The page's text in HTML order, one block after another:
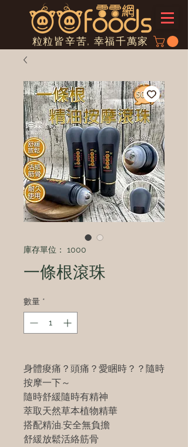
粒粒皆辛苦, 幸福千萬家
庫存單位： 1000
一條根滾珠
數量 *
身體痠痛？頭痛？愛睏時？？隨時
按摩一下～
隨時舒緩隨時有精神
萃取天然草本植物精華
搭配精油.安全無負擔
舒緩放鬆活絡筋骨